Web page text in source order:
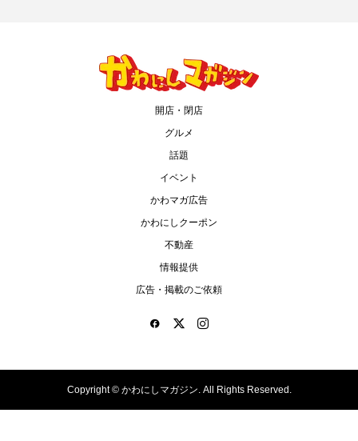
開店・閉店
グルメ
話題
イベント
かわマガ広告
かわにしクーポン
不動産
情報提供
広告・掲載のご依頼
Copyright ©かわにしマガジン. All Rights Reserved.